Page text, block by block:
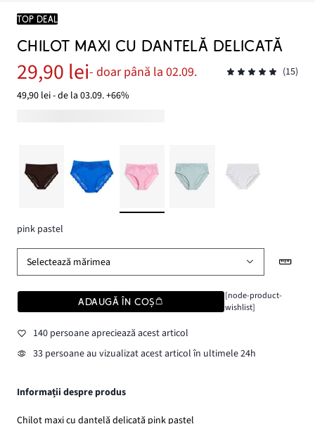
TOP DEAL
CHILOT MAXI CU DANTELĂ DELICATĂ
29,90 lei- doar până la 02.09.
(15)
49,90 lei - de la 03.09. +66%
pink pastel
Selectează mărimea
ADAUGĂ ÎN COȘ
[node-product-
wishlist]
140 persoane apreciează acest articol
33 persoane au vizualizat acest articol în ultimele 24h
Informații despre produs
Chilot maxi cu dantelă delicată pink pastel